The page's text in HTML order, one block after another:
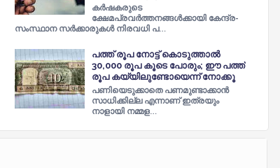
കർഷകരുടെ
ക്ഷേമപ്രവർത്തനങ്ങൾക്കായി കേന്ദ്ര-
സംസ്ഥാന സർക്കാരുകൾ നിരവധി പ…
പത്ത് രൂപ നോട്ട് കൊടുത്താല്‍
30,000 രൂപ കൂടെ പോരും; ഈ പത്ത്
രൂപ കയ്യിലുണ്ടോയെന്ന് നോക്കൂ
പണിയെടുക്കാതെ പണമുണ്ടാക്കാന്‍
സാധിക്കില്ല എന്നാണ് ഇത്രയും
നാളായി നമ്മള…